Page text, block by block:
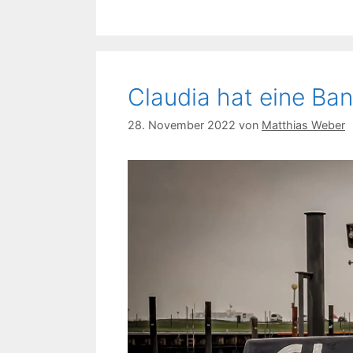
Claudia hat eine
28. November 2022 von Matthias Weber